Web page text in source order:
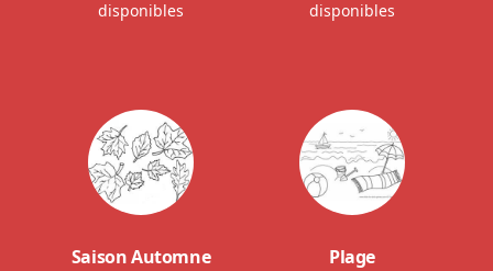
disponibles disponibles
Saison Automne Plage